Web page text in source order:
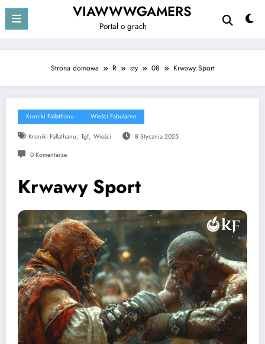
treści
VIAWWWGAMERS
Portal o grach
Strona domowa R sty 08 Krwawy Sport
Kroniki Fallathanu Wieści Fabularne
Kroniki Fallathanu, Tgf, Wieści 8 Stycznia 2025
0 Komentarze
Krwawy Sport